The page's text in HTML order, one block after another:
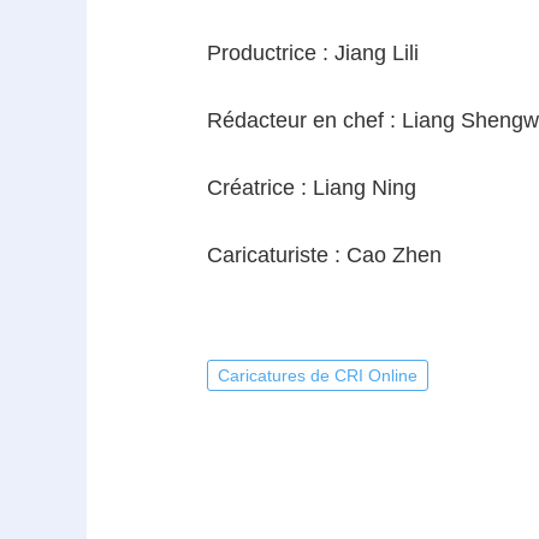
Productrice : Jiang Lili
Rédacteur en chef : Liang
Créatrice : Liang Ning
Caricaturiste : Cao Zhen
Caricatures de CRI Online